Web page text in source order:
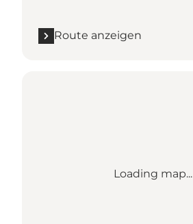
Route anzeigen
Loading map...